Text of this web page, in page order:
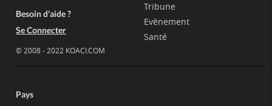
Besoin d'aide ?
Se Connecter
© 2008 - 2022 KOACI.COM
Tribune
Evènement
Santé
Pays